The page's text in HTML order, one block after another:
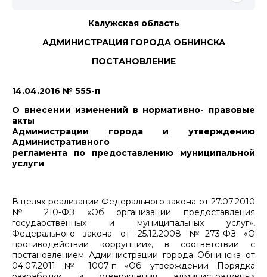
Калужская область
АДМИНИСТРАЦИЯ ГОРОДА ОБНИНСКА
ПОСТАНОВЛЕНИЕ
14.04.2016 № 555-п
О внесении изменений в нормативно- правовые
акты
Администрации города и утверждению
Административного
регламента по предоставлению муниципальной
услуги
В целях реализации Федерального закона от 27.07.2010
№ 210-ФЗ «Об организации предоставления
государственных и муниципальных услуг»,
Федерального закона от 25.12.2008 №273-ФЗ «О
противодействии коррупции», в соответствии с
постановлением Администрации города Обнинска от
04.07.2011 № 1007-п «Об утверждении Порядка